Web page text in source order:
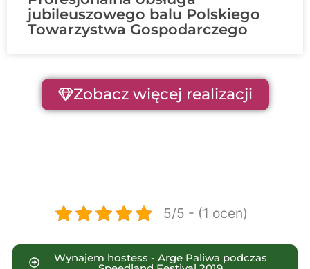
jubileuszowego balu Polskiego
Towarzystwa Gospodarczego
Zobacz więcej realizacji
5/5 - (1 ocen)
Wynajem hostess - Arge Paliwa podczas